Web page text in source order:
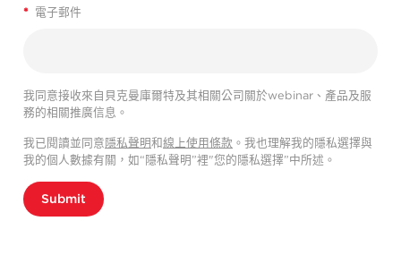
* 電子郵件
我同意接收來自貝克曼庫爾特及其相關公司關於webinar、產品及服
務的相關推廣信息。
我已閱讀並同意隱私聲明和線上使用條款 。我也理解我的隱私選擇與
我的個人數據有關，如“隱私聲明”裡"您的隱私選擇”中所述。
Submit